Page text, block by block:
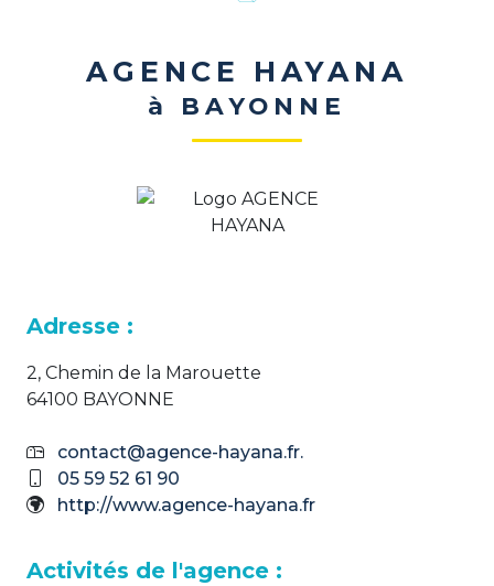
AGENCE HAYANA
à BAYONNE
Adresse :
2, Chemin de la Marouette
64100 BAYONNE
contact@agence-hayana.fr.
05 59 52 61 90
http://www.agence-hayana.fr
Activités de l'agence :